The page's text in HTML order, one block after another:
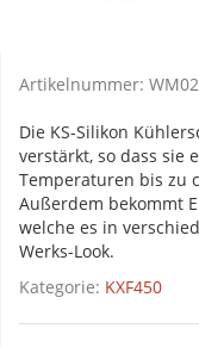
Artikelnummer:
Die KS-Silikon
verstärkt, so dass sie
Temperaturen bis zu
Außerdem bekommt
welche es in
Werks-Look.
Kategorie: KXF450